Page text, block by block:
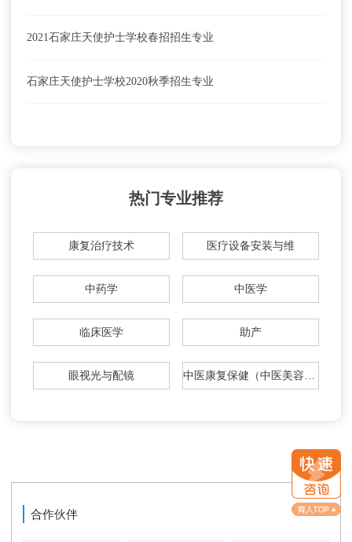
2021石家庄天使护士学校春招招生专业
石家庄天使护士学校2020秋季招生专业
热门专业推荐
康复治疗技术 医疗设备安装与维
中药学 中医学
临床医学 助产
眼视光与配镜 中医康复保健（中医美容方向）
合作伙伴